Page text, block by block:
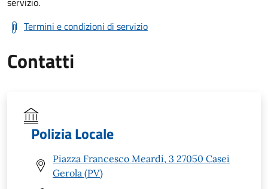
Termini e condizioni di servizio
Contatti
Polizia Locale
Piazza Francesco Meardi, 3 27050 Casei
Gerola (PV)